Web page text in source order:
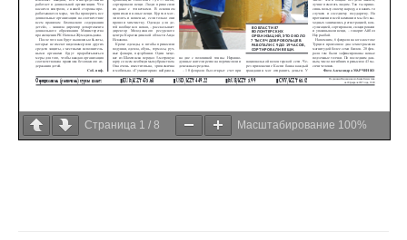
Страница 1 / 8 Масштабирование 100%